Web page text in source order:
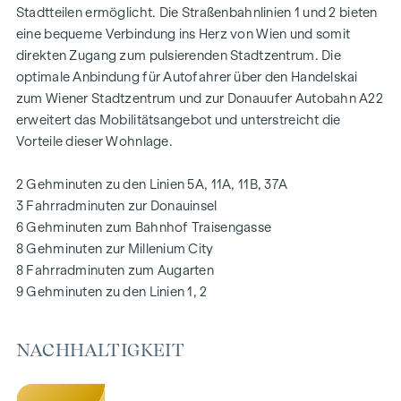
AUSSTATTUNG
Eichenparkettböden
Stilvolle Markenfliesen
Außenliegender, elektrischer Sonnenschutz
Klimaanlage im DG
Photovoltaikanlage am Dach
Digitale Gegensprechanlage und
schwarzes Brett über Handyapp
Smarte Hausverwaltungs-App „puck“
HIGHLIGHTS
Gärten, Balkone, Loggien, Dachterrassen
166 Tiefgaragenstellplätze
Stadtteilen ermöglicht. Die Straßenbahnlinien 1 und 2 bieten
eine bequeme Verbindung ins Herz von Wien und somit
direkten Zugang zum pulsierenden Stadtzentrum. Die
optimale Anbindung für Autofahrer über den Handelskai
zum Wiener Stadtzentrum und zur Donauufer Autobahn A22
erweitert das Mobilitätsangebot und unterstreicht die
Vorteile dieser Wohnlage.
2 Gehminuten zu den Linien 5A, 11A, 11B, 37A
3 Fahrradminuten zur Donauinsel
6 Gehminuten zum Bahnhof Traisengasse
8 Gehminuten zur Millenium City
8 Fahrradminuten zum Augarten
9 Gehminuten zu den Linien 1, 2
NACHHALTIGKEIT